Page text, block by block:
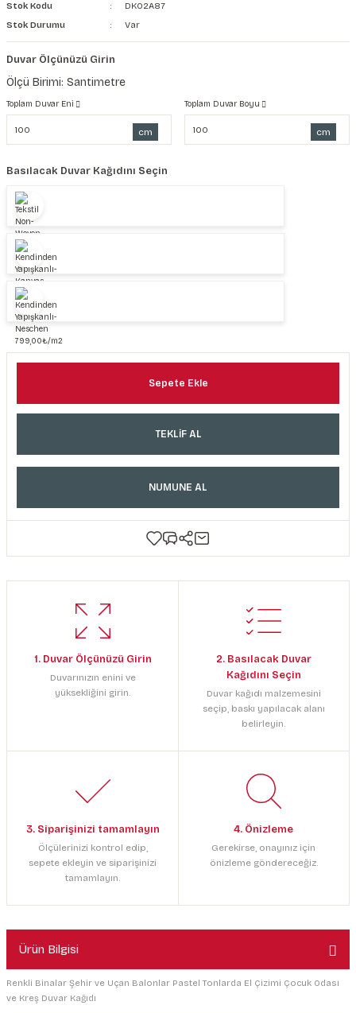
Stok Kodu
DK02A87
Stok Durumu
Var
Duvar Ölçünüzü Girin
Ölçü Birimi: Santimetre
Toplam Duvar Eni
cm
Toplam Duvar Boyu
cm
Basılacak Duvar Kağıdını Seçin
Sepete Ekle
TEKLİF AL
NUMUNE AL
1. Duvar Ölçünüzü Girin
Duvarınızın enini ve
yüksekliğini girin.
2. Basılacak Duvar
Kağıdını Seçin
Duvar kağıdı malzemesini
seçip, baskı yapılacak alanı
belirleyin.
3. Siparişinizi tamamlayın
Ölçülerinizi kontrol edip,
sepete ekleyin ve siparişinizi
tamamlayın.
4. Önizleme
Gerekirse, onayınız için
önizleme göndereceğiz.
Ürün Bilgisi
Renkli Binalar Şehir ve Uçan Balonlar Pastel Tonlarda El Çizimi Çocuk Odası
ve Kreş Duvar Kağıdı